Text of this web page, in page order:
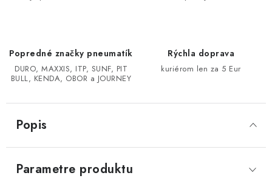
POLARIS SPORTSMAN RZR 1000
LINHAI 400/500/M550/650
SEGWAY SNARLER AT6 AT5
Popredné značky pneumatík
DURO, MAXXIS, ITP, SUNF, PIT
BULL, KENDA, OBOR a JOURNEY
Rýchla doprava
kuriérom len za 5 Eur
Popis
Parametre produktu